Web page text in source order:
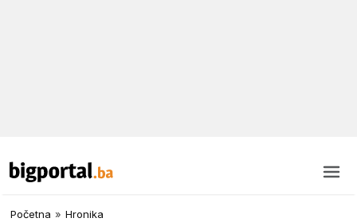
Početna » Hronika